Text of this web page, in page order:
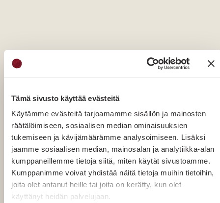
Tämä sivusto käyttää evästeitä
Käytämme evästeitä tarjoamamme sisällön ja mainosten
räätälöimiseen, sosiaalisen median ominaisuuksien
tukemiseen ja kävijämäärämme analysoimiseen. Lisäksi
jaamme sosiaalisen median, mainosalan ja analytiikka-alan
kumppaneillemme tietoja siitä, miten käytät sivustoamme.
Kumppanimme voivat yhdistää näitä tietoja muihin tietoihin,
joita olet antanut heille tai joita on kerätty, kun olet
käyttänyt heidän palvelujaan.